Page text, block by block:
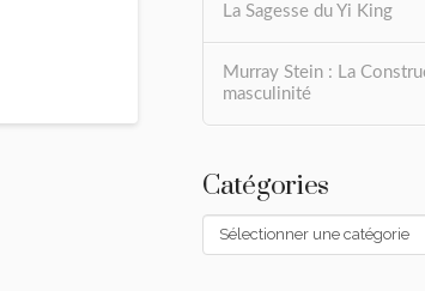
La Sagesse du Yi King
Murray Stein : La
masculinité
Catégories
Catégories